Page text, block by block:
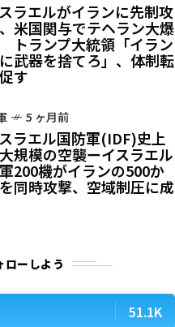
ラエルがイランに先制攻
米国関与でテヘラン大爆
トランプ大統領「イラン
武器を捨てろ」、体制転
す
5 ヶ月前
ラエル国防軍(IDF)史上
規模の空襲ーイスラエル
200機がイランの500か
同時攻撃、空域制圧に成
ーしよう
51.1K